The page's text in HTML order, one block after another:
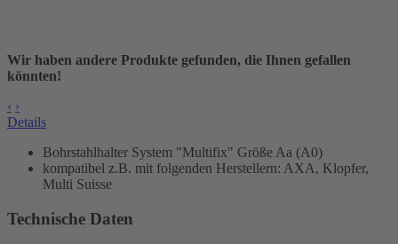
Wir haben andere Produkte gefunden, die Ihnen gefallen
könnten!
‹ ›
Details
Bohrstahlhalter System "Multifix" Größe Aa (A0)
kompatibel z.B. mit folgenden Herstellern: AXA, Klopfer,
Multi Suisse
Technische Daten